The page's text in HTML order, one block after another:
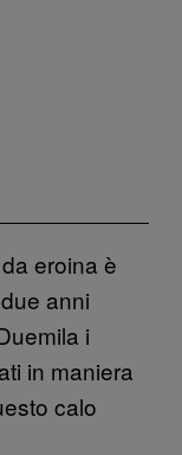
eroina è
anni
i
in maniera
calo